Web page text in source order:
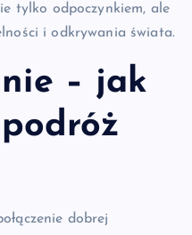
tylko odpoczynkiem, ale
i odkrywania świata.
– jak
dobrej